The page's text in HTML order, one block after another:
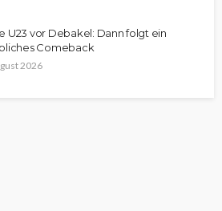
U23 vor Debakel: Dann folgt ein
Comeback
2026